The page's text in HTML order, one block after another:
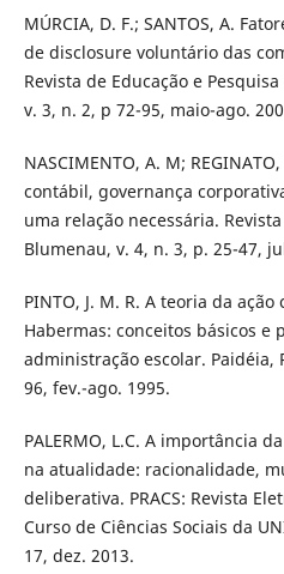
MÚRCIA, D. F.; SANTOS, A.
de disclosure voluntário das
Revista de Educação e
v. 3, n. 2, p 72-95, maio-ago.
NASCIMENTO, A. M;
contábil, governança
uma relação necessária.
Blumenau, v. 4, n. 3, p. 25-47,
PINTO, J. M. R. A teoria da
Habermas: conceitos básicos e
administração escolar. Paidéia,
96, fev.-ago. 1995.
PALERMO, L.C. A importância
na atualidade: racionalidade,
deliberativa. PRACS: Revista
Curso de Ciências Sociais da
17, dez. 2013.